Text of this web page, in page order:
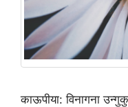
काऊपीया: विनागना